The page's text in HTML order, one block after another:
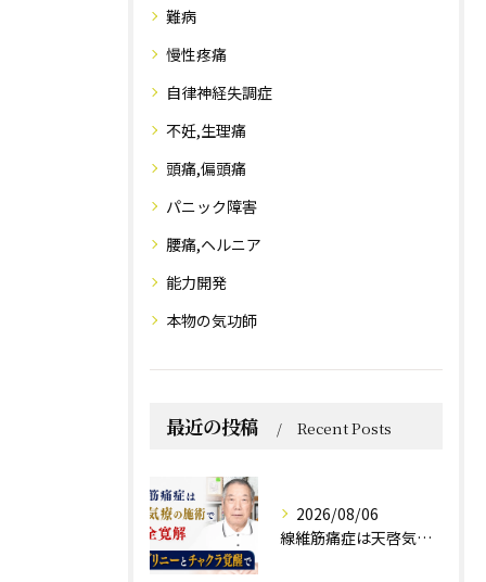
難病
慢性疼痛
自律神経失調症
不妊,生理痛
頭痛,偏頭痛
パニック障害
腰痛,ヘルニア
能力開発
本物の気功師
最近の投稿 Recent Posts
2026/08/06
線維筋痛症は天啓気療の施術で完全寛解 クンダリニーとチャクラ覚醒で